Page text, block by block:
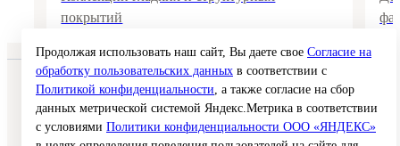
покрытий
© 2026 Interra Deco Group
Политика конфиденциальности
Согласие на обработку персональных данных
Публичная оферта
Продолжая использовать наш сайт, Вы даете свое Согласие на
обработку пользовательских данных в соответствии с
Политикой конфиденциальности, а также согласие на сбор
данных метрической системой Яндекс.Метрика в соответствии
с условиями Политики конфиденциальности ООО «ЯНДЕКС»